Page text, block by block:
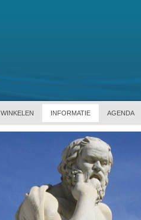
WINKELEN INFORMATIE AGENDA